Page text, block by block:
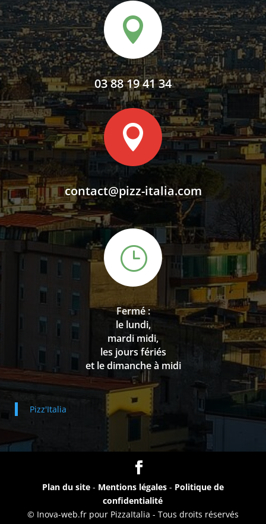

03 88 19 41 34

contact@pizz-italia.com
}
Fermé :
le lundi,
mardi midi,
les jours fériés
et le dimanche à midi
Pizz'Italia
Plan du site- Mentions légales - Politique de
confidentialité
© Inova-web.fr pour PizzaItalia - Tous droits réservés